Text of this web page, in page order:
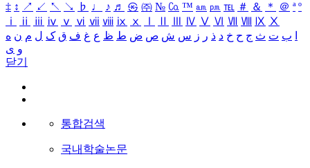
‡ ↕ ↗ ↙ ↖ ↘ ♭ ♩ ♪ ♬ ㉿ ㈜ № ㏇ ™ ㏂ ㏘ ℡ ＃ ＆ ＊ ＠ ª º
ⅰ
ⅱ ⅲ ⅳ ⅴ ⅵ ⅶ ⅷ ⅸ ⅹ Ⅳ Ⅴ Ⅵ Ⅶ Ⅷ Ⅸ Ⅹ
ب ت ث ج ح خ د ذ ر ز س ش ص ض ط ظ ع غ ف ق ک ل م ن ه
و ی
닫기
통합검색
국내학술논문